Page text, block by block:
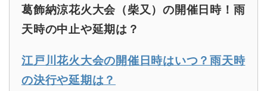
葛飾納涼花火大会（柴又）の開催日時！雨
天時の中止や延期は？
江戸川花火大会の開催日時はいつ？雨天時
の決行や延期は？